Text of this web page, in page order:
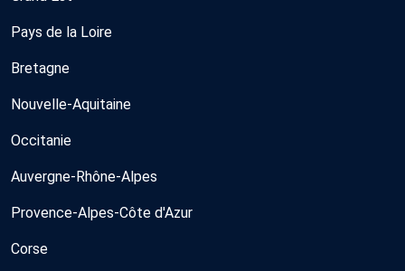
Pays de la Loire
Bretagne
Nouvelle-Aquitaine
Occitanie
Auvergne-Rhône-Alpes
Provence-Alpes-Côte d'Azur
Corse